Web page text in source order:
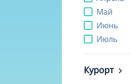
Май
Июнь
Июль
Курорт